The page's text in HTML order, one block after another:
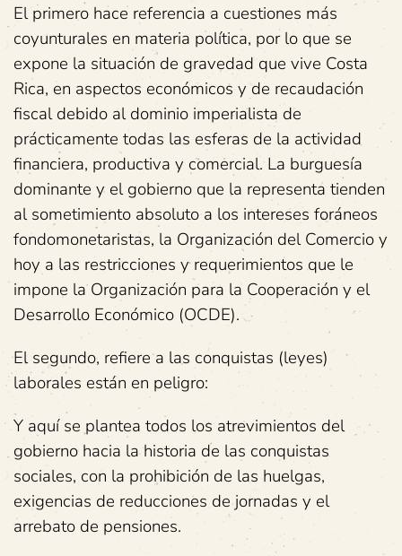
El primero hace referencia a cuestiones más
coyunturales en materia política, por lo que se
expone la situación de gravedad que vive Costa
Rica, en aspectos económicos y de recaudación
fiscal debido al dominio imperialista de
prácticamente todas las esferas de la actividad
financiera, productiva y comercial. La burguesía
dominante y el gobierno que la representa tienden
al sometimiento absoluto a los intereses foráneos
fondomonetaristas, la Organización del Comercio y
hoy a las restricciones y requerimientos que le
impone la Organización para la Cooperación y el
Desarrollo Económico (OCDE).
El segundo, refiere a las conquistas (leyes)
laborales están en peligro:
Y aquí se plantea todos los atrevimientos del
gobierno hacia la historia de las conquistas
sociales, con la prohibición de las huelgas,
exigencias de reducciones de jornadas y el
arrebato de pensiones.